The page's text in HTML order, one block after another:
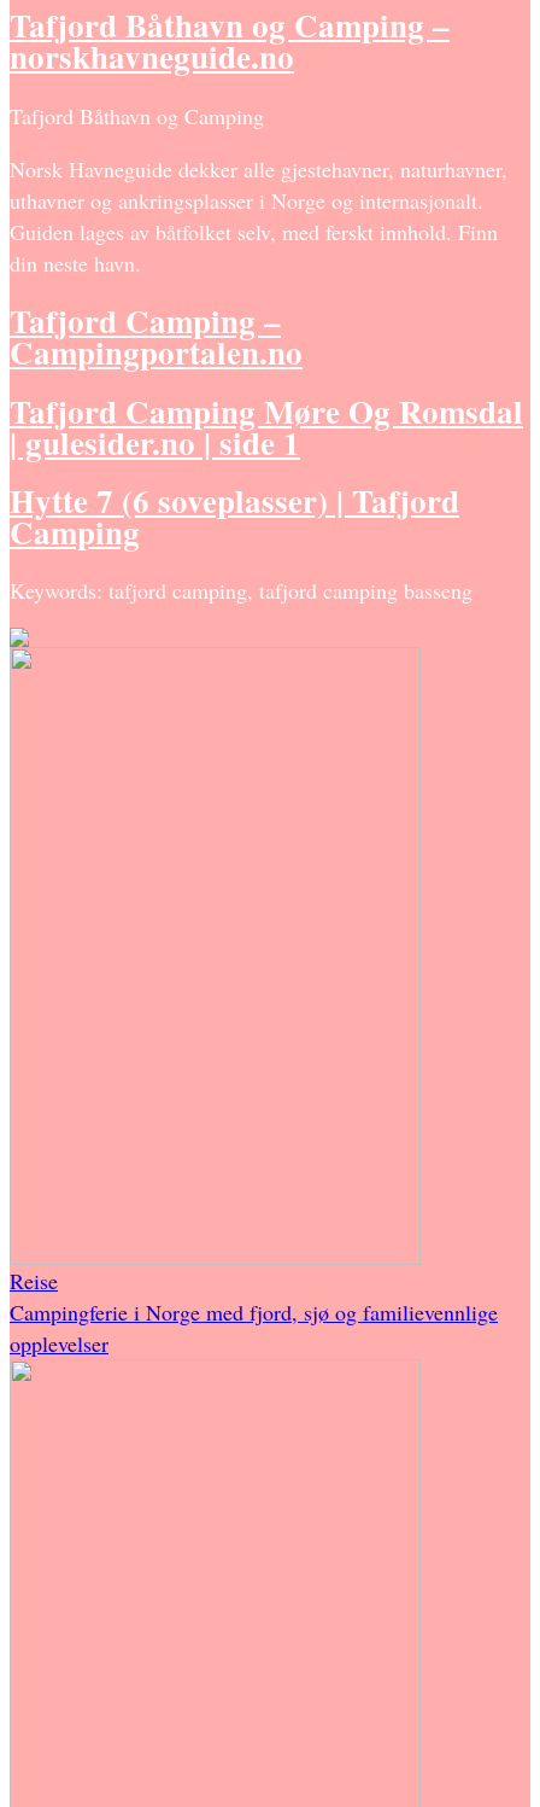
Tafjord Båthavn og Camping –
norskhavneguide.no
Tafjord Båthavn og Camping
Norsk Havneguide dekker alle gjestehavner, naturhavner,
uthavner og ankringsplasser i Norge og internasjonalt.
Guiden lages av båtfolket selv, med ferskt innhold. Finn
din neste havn.
Tafjord Camping –
Campingportalen.no
Tafjord Camping Møre Og Romsdal
| gulesider.no | side 1
Hytte 7 (6 soveplasser) | Tafjord
Camping
Keywords: tafjord camping, tafjord camping basseng
Reise
Campingferie i Norge med fjord, sjø og familievennlige
opplevelser